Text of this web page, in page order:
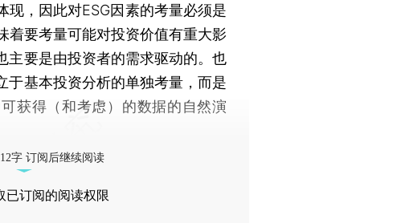
，因此对ESG因素的考量必须是
着要考量可能对投资价值有重大影
主要是由投资者的需求驱动的。也
于基本投资分析的单独考量，而是
获得（和考虑）的数据的自然演
字 订阅后继续阅读
已订阅的阅读权限